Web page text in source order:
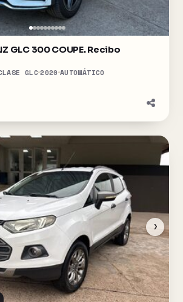
GLC 300 COUPE. Recibo
GLC2020 AUTOMÁTICO
›